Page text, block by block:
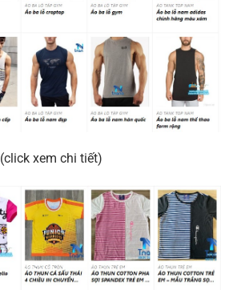
(click xem chi tiết)